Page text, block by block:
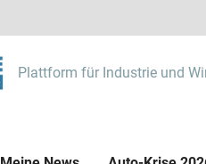
Plattform für Industrie und